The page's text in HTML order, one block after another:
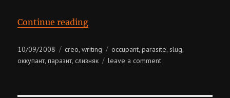
Continue reading“Оккупанты”
Posted
on
10/09/2008 Categories
creo,writing Tags
occupant,parasite, slug,
оккупант,паразит,слизняк leave a commenton